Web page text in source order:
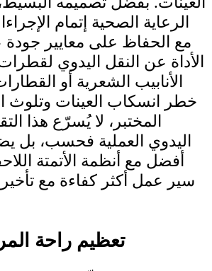
الرعاية الصحية إتمام
مع الحفاظ على معايير جودة
الأداة عن النقل اليدوي
الأنابيب الشعرية أو
خطر انسكاب العينات وتلوث
المختبر، لا يُسرّع هذا
اليدوي العملية فحسب، بل
أفضل مع أنظمة الأتمتة
سير عمل أكثر كفاءة مع
تعظيم راحة